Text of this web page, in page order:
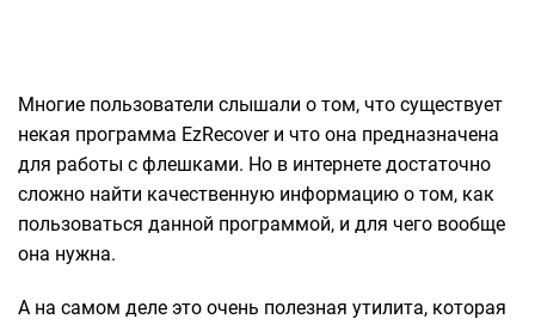
Многие пользователи слышали о том, что существует
некая программа EzRecover и что она предназначена
для работы с флешками. Но в интернете достаточно
сложно найти качественную информацию о том, как
пользоваться данной программой, и для чего вообще
она нужна.
А на самом деле это очень полезная утилита, которая